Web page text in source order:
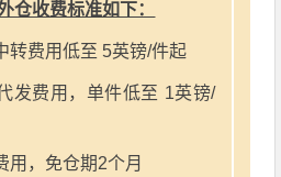
仓收费标准如下：
转费用低至 5英镑/件起
发费用，单件低至 1英镑/
用，免仓期2个月